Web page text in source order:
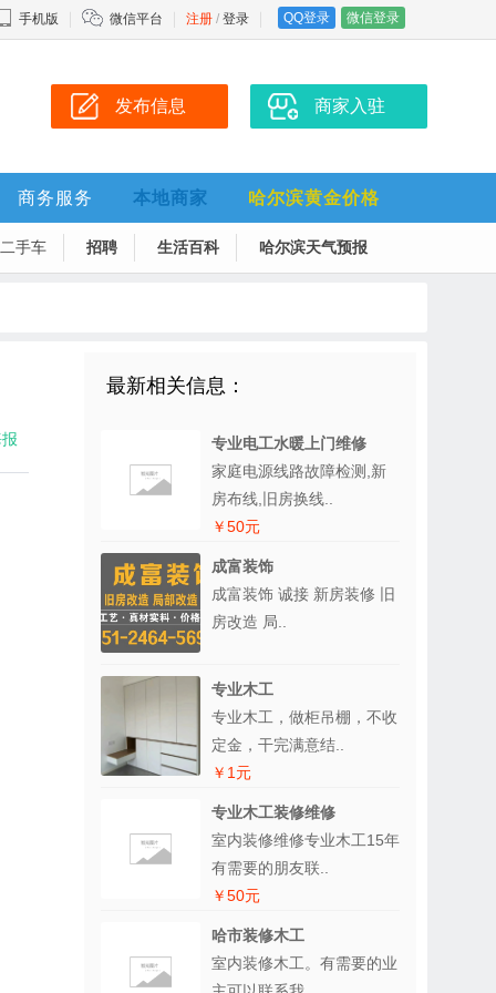
注册 / 登录 QQ登录 微信登录
手机版 微信平台
发布信息 商家入驻
商务服务 本地商家 哈尔滨黄金价格
二手车 招聘 生活百科 哈尔滨天气预报
最新相关信息：
专业电工水暖上门维修
家庭电源线路故障检测,新
房布线,旧房换线..
￥50元
成富装饰
成富装饰 诚接 新房装修 旧
房改造 局..
专业木工
专业木工，做柜吊棚，不收
定金，干完满意结..
￥1元
专业木工装修维修
室内装修维修专业木工15年
有需要的朋友联..
￥50元
哈市装修木工
室内装修木工。有需要的业